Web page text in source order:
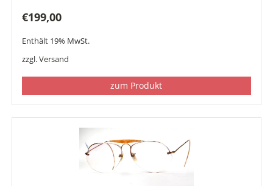
€199,00
Enthält 19% MwSt.
zzgl.Versand
zum Produkt